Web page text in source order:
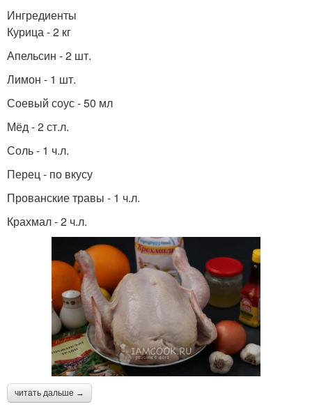
Ингредиенты
Курица - 2 кг
Апельсин - 2 шт.
Лимон - 1 шт.
Соевый соус - 50 мл
Мёд - 2 ст.л.
Соль - 1 ч.л.
Перец - по вкусу
Прованские травы - 1 ч.л.
Крахмал - 2 ч.л.
читать дальше →